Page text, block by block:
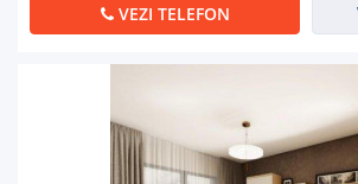
VEZI TELEFON